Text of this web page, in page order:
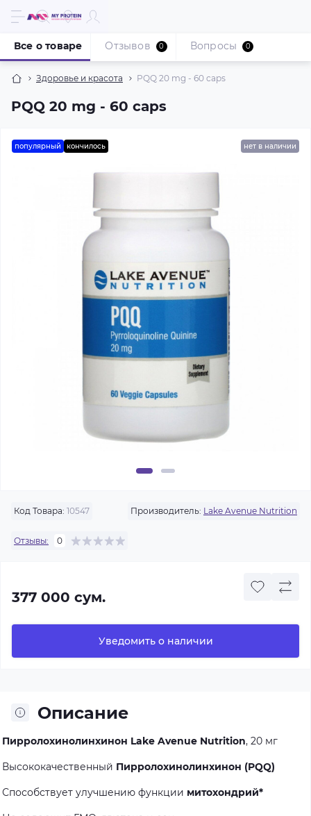
Здоровье и красота PQQ 20 mg - 60 caps
PQQ 20 mg - 60 caps
Все о товаре Отзывов 0 Вопросы 0
популярный кончилось нет в наличии
Код Товара: 10547 Производитель: Lake Avenue Nutrition
Отзывы: 0
377 000 сум.
Уведомить о наличии
Описание
Пирролохинолинхинон Lake Avenue Nutrition, 20 мг
Высококачественный Пирролохинолинхинон (PQQ)
Способствует улучшению функции митохондрий*